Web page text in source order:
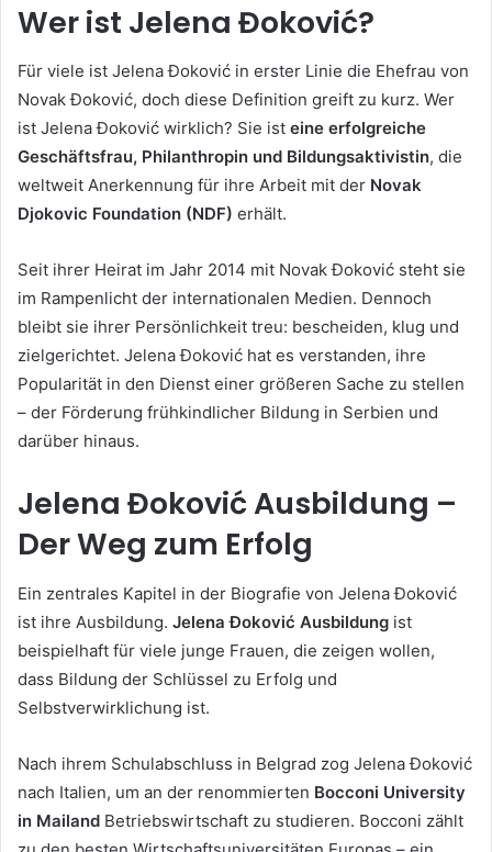
Wer ist Jelena Đoković?
Für viele ist Jelena Đoković in erster Linie die Ehefrau von
Novak Đoković, doch diese Definition greift zu kurz. Wer
ist Jelena Đoković wirklich? Sie ist eine erfolgreiche
Geschäftsfrau, Philanthropin und Bildungsaktivistin, die
weltweit Anerkennung für ihre Arbeit mit der Novak
Djokovic Foundation (NDF) erhält.
Seit ihrer Heirat im Jahr 2014 mit Novak Đoković steht sie
im Rampenlicht der internationalen Medien. Dennoch
bleibt sie ihrer Persönlichkeit treu: bescheiden, klug und
zielgerichtet. Jelena Đoković hat es verstanden, ihre
Popularität in den Dienst einer größeren Sache zu stellen
– der Förderung frühkindlicher Bildung in Serbien und
darüber hinaus.
Jelena Đoković Ausbildung –
Der Weg zum Erfolg
Ein zentrales Kapitel in der Biografie von Jelena Đoković
ist ihre Ausbildung. Jelena Đoković Ausbildung ist
beispielhaft für viele junge Frauen, die zeigen wollen,
dass Bildung der Schlüssel zu Erfolg und
Selbstverwirklichung ist.
Nach ihrem Schulabschluss in Belgrad zog Jelena Đoković
nach Italien, um an der renommierten Bocconi University
in Mailand Betriebswirtschaft zu studieren. Bocconi zählt